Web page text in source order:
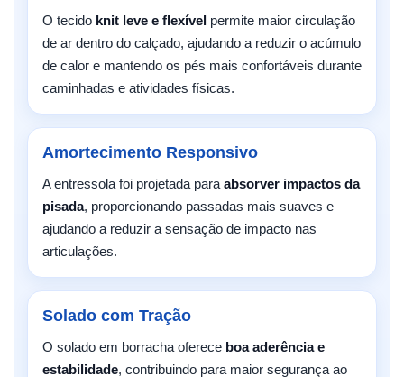
O tecido knit leve e flexível permite maior circulação
de ar dentro do calçado, ajudando a reduzir o acúmulo
de calor e mantendo os pés mais confortáveis durante
caminhadas e atividades físicas.
Amortecimento Responsivo
A entressola foi projetada para absorver impactos da
pisada, proporcionando passadas mais suaves e
ajudando a reduzir a sensação de impacto nas
articulações.
Solado com Tração
O solado em borracha oferece boa aderência e
estabilidade, contribuindo para maior segurança ao